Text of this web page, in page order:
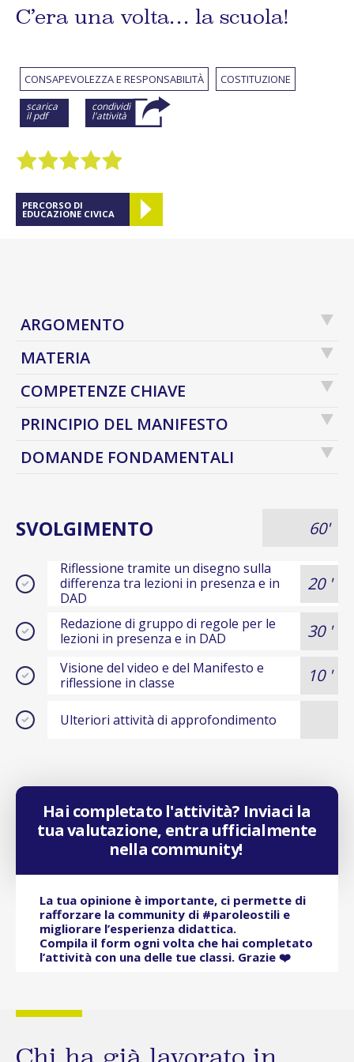
C’era una volta… la scuola!
CONSAPEVOLEZZA E RESPONSABILITÀ COSTITUZIONE
scarica
il pdf
condividi
l'attività
PERCORSO DI
EDUCAZIONE CIVICA
ARGOMENTO
MATERIA
COMPETENZE CHIAVE
PRINCIPIO DEL MANIFESTO
DOMANDE FONDAMENTALI
SVOLGIMENTO 60'
Riflessione tramite un disegno sulla
differenza tra lezioni in presenza e in
DAD
Redazione di gruppo di regole per le
lezioni in presenza e in DAD
Visione del video e del Manifesto e
riflessione in classe
Ulteriori attività di approfondimento
Hai completato l'attività? Inviaci la
tua valutazione, entra ufficialmente
nella community!
La tua opinione è importante, ci permette di
rafforzare la community di #paroleostili e
migliorare l’esperienza didattica.
Compila il form ogni volta che hai completato
l’attività con una delle tue classi. Grazie ❤️